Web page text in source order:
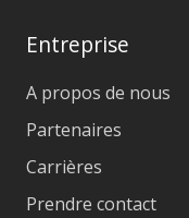
Entreprise
A propos de nous
Partenaires
Carrières
Prendre contact